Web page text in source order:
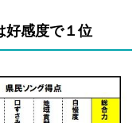
好感度で１位